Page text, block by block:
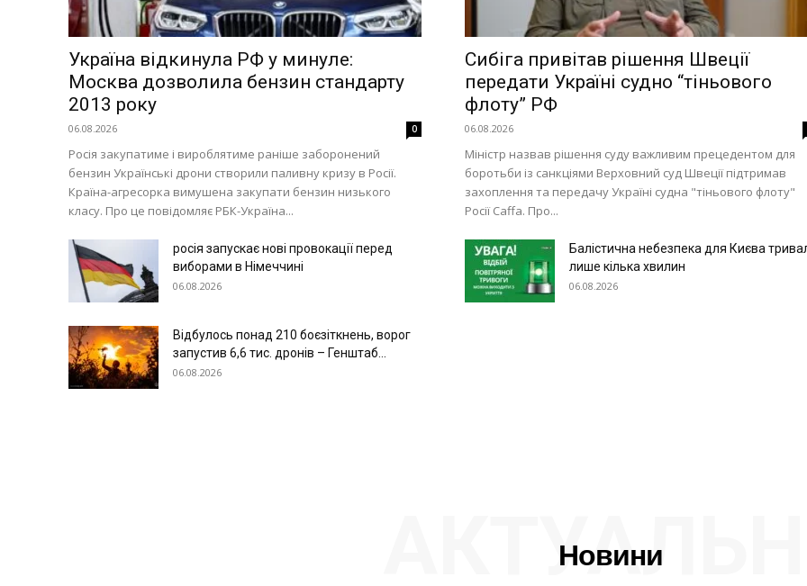
Економіка
Політика
Світ
Технології
Україна відкинула РФ у минуле:
Москва дозволила бензин стандарту
2013 року
06.08.2026 0
Росія закупатиме і вироблятиме раніше заборонений
бензин Українські дрони створили паливну кризу в Росії.
Країна-агресорка вимушена закупати бензин низького
класу. Про це повідомляє РБК-Україна...
Сибіга привітав рішення Швеції
передати Україні судно “тіньового
флоту” РФ
06.08.2026
Міністр назвав рішення суду важливим прецедентом для
боротьби із санкціями Верховний суд Швеції підтримав
захоплення та передачу Україні судна "тіньового флоту"
Росії Caffa. Про...
росія запускає нові провокації перед
виборами в Німеччині
06.08.2026
Балістична небезпека для Києва
лише кілька хвилин
06.08.2026
Відбулось понад 210 боєзіткнень, ворог
запустив 6,6 тис. дронів – Генштаб...
06.08.2026
Новини